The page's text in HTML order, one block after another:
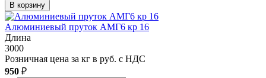
В корзину
Алюминиевый пруток АМГ6 кр 16
Длина
3000
Розничная цена за кг в руб. с НДС
950 ₽